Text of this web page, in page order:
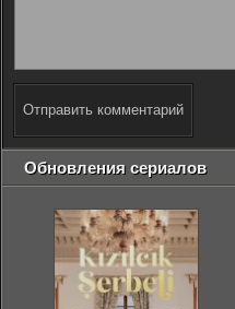
Отправить комментарий
Обновления сериалов